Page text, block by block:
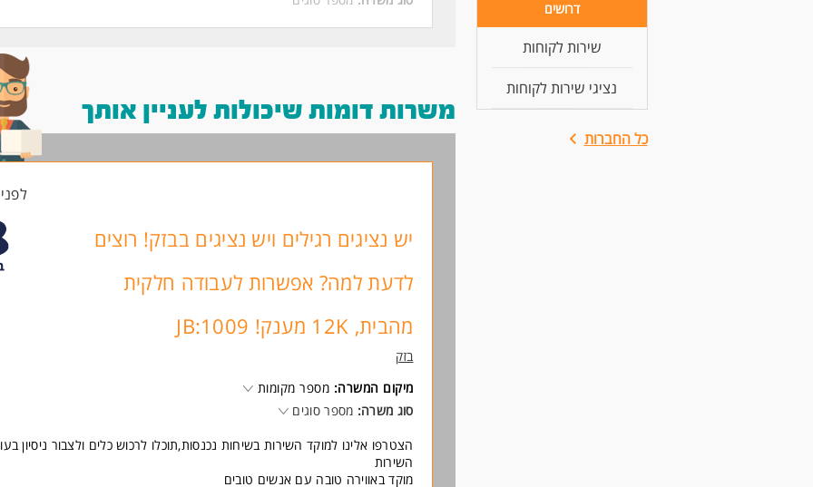
דרושים
שירות לקוחות
נציגי שירות לקוחות
כל החברות
משרות דומות שיכולות לעניין אותך
לפני 9 שעות
יש נציגים רגילים ויש נציגים בבזק! רוצים
לדעת למה? אפשרות לעבודה חלקית
מהבית, 12K מענק! 1009:JB
בזק
מיקום המשרה: מספר מקומות
סוג משרה: מספר סוגים
הצטרפו אלינו למוקד השירות בשיחות נכנסות,תוכלו לרכוש כלים ולצבור ניסיון
השירות
מוקד באווירה טובה עם אנשים טובים